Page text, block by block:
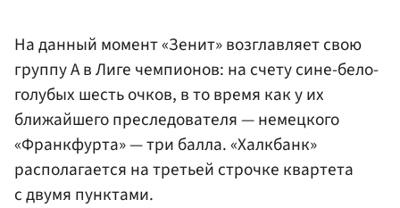
На данный момент «Зенит» возглавляет свою
группу А в Лиге чемпионов: на счету сине-бело-
голубых шесть очков, в то время как у их
ближайшего преследователя — немецкого
«Франкфурта» — три балла. «Халкбанк»
располагается на третьей строчке квартета
с двумя пунктами.